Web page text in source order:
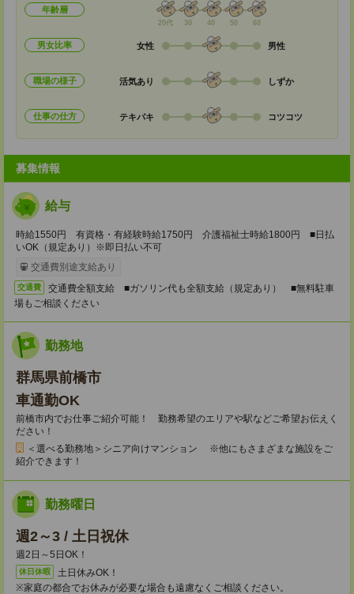
年齢層
20代 30 40 50 60
男女比率 女性 男性
職場の様子 活気あり しずか
仕事の仕方 テキパキ コツコツ
募集情報
給与
時給1550円 有資格・有経験時給1750円 介護福祉士時給1800円 ■日払
いOK（規定あり）※即日払い不可
交通費別途支給あり
交通費
交通費全額支給 ■ガソリン代も全額支給（規定あり） ■無料駐車
場もご相談ください
勤務地
群馬県前橋市
車通勤OK
前橋市内でお仕事ご紹介可能！ 勤務希望のエリアや駅などご希望お伝えく
ださい！
＜選べる勤務地＞シニア向けマンション ※他にもさまざまな施設をご
紹介できます！
勤務曜日
週2～3 / 土日祝休
週2日～5日OK！
休日休暇
土日休みOK！
※家庭の都合でお休みが必要な場合も遠慮なくご相談ください。